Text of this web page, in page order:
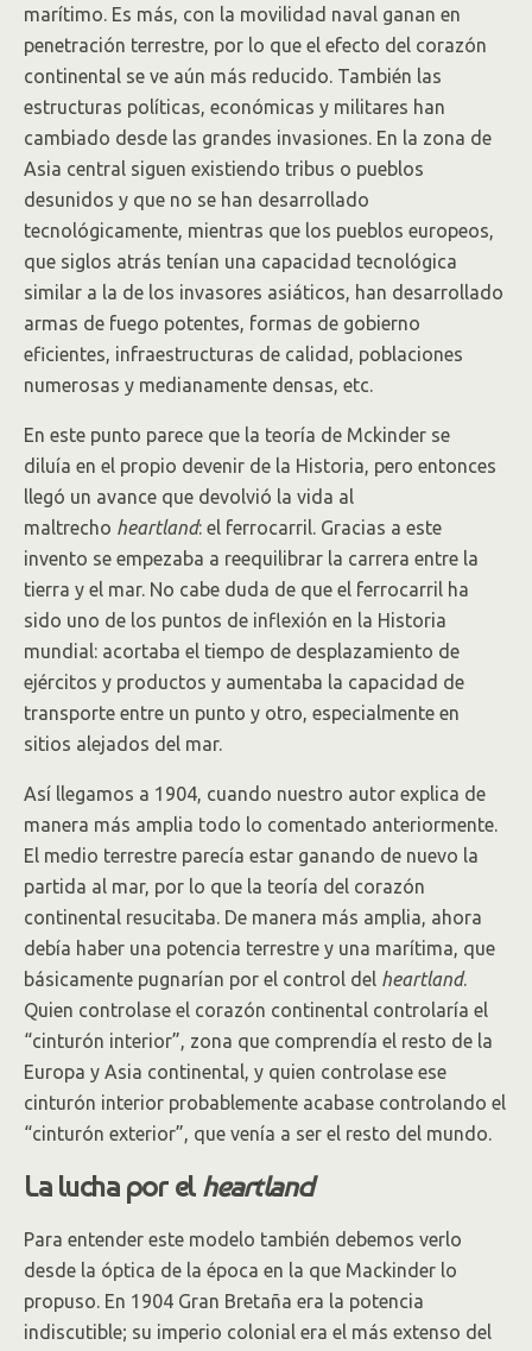
marítimo. Es más, con la movilidad naval ganan en
penetración terrestre, por lo que el efecto del corazón
continental se ve aún más reducido. También las
estructuras políticas, económicas y militares han
cambiado desde las grandes invasiones. En la zona de
Asia central siguen existiendo tribus o pueblos
desunidos y que no se han desarrollado
tecnológicamente, mientras que los pueblos europeos,
que siglos atrás tenían una capacidad tecnológica
similar a la de los invasores asiáticos, han desarrollado
armas de fuego potentes, formas de gobierno
eficientes, infraestructuras de calidad, poblaciones
numerosas y medianamente densas, etc.
En este punto parece que la teoría de Mckinder se
diluía en el propio devenir de la Historia, pero entonces
llegó un avance que devolvió la vida al
maltrecho heartland: el ferrocarril. Gracias a este
invento se empezaba a reequilibrar la carrera entre la
tierra y el mar. No cabe duda de que el ferrocarril ha
sido uno de los puntos de inflexión en la Historia
mundial: acortaba el tiempo de desplazamiento de
ejércitos y productos y aumentaba la capacidad de
transporte entre un punto y otro, especialmente en
sitios alejados del mar.
Así llegamos a 1904, cuando nuestro autor explica de
manera más amplia todo lo comentado anteriormente.
El medio terrestre parecía estar ganando de nuevo la
partida al mar, por lo que la teoría del corazón
continental resucitaba. De manera más amplia, ahora
debía haber una potencia terrestre y una marítima, que
básicamente pugnarían por el control del heartland.
Quien controlase el corazón continental controlaría el
“cinturón interior”, zona que comprendía el resto de la
Europa y Asia continental, y quien controlase ese
cinturón interior probablemente acabase controlando el
“cinturón exterior”, que venía a ser el resto del mundo.
La lucha por el heartland
Para entender este modelo también debemos verlo
desde la óptica de la época en la que Mackinder lo
propuso. En 1904 Gran Bretaña era la potencia
indiscutible; su imperio colonial era el más extenso del